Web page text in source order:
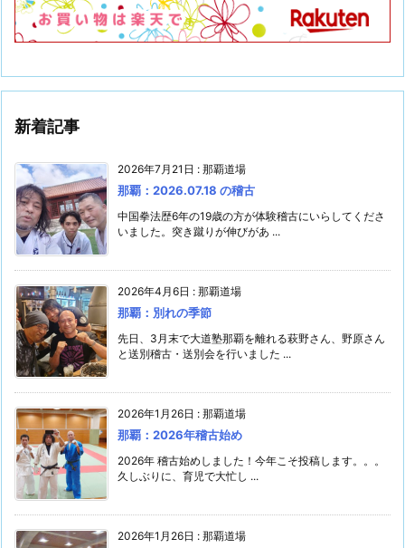
新着記事
2026年7月21日 : 那覇道場
那覇：2026.07.18 の稽古
中国拳法歴6年の19歳の方が体験稽古にいらしてくださ
いました。突き蹴りが伸びがあ ...
2026年4月6日 : 那覇道場
那覇：別れの季節
先日、3月末で大道塾那覇を離れる萩野さん、野原さん
と送別稽古・送別会を行いました ...
2026年1月26日 : 那覇道場
那覇：2026年稽古始め
2026年 稽古始めしました！今年こそ投稿します。。。
久しぶりに、育児で大忙し ...
2026年1月26日 : 那覇道場